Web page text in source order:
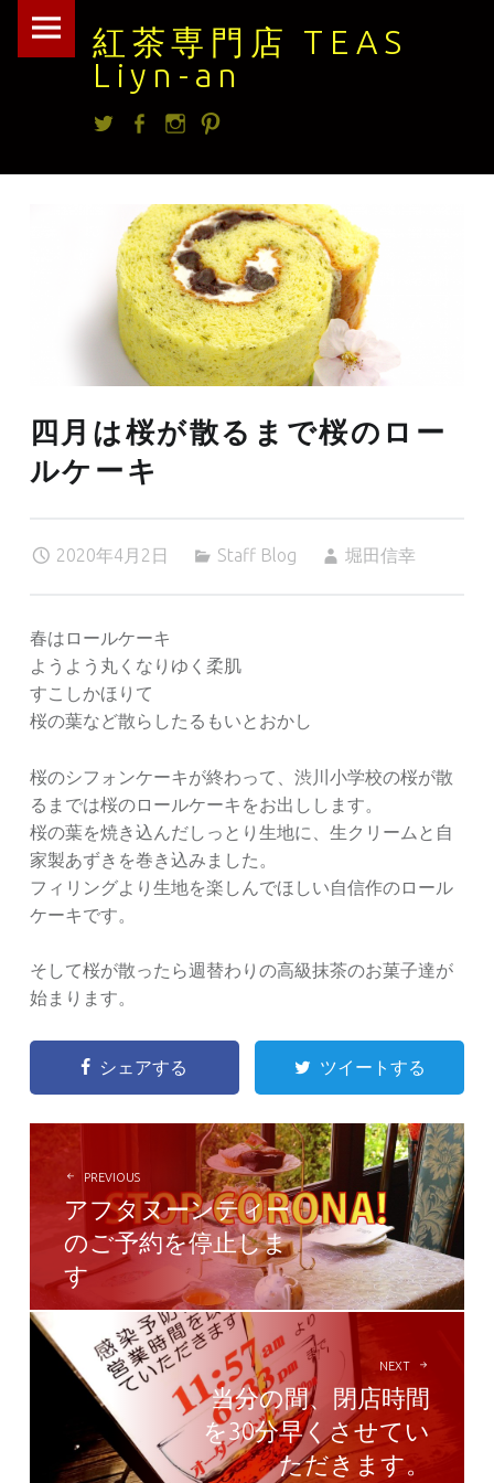
紅茶専門店 TEAS
Liyn-an
紅
Skip
Twitterfacebook
Instagram
四月は桜が散るまで桜のロー
ルケーキ
2020年4月2日 Staff Blog 堀田信幸
春はロールケーキ
ようよう丸くなりゆく柔肌
すこしかほりて
桜の葉など散らしたるもいとおかし
桜のシフォンケーキが終わって、渋川小学校の桜が散
るまでは桜のロールケーキをお出しします。
桜の葉を焼き込んだしっとり生地に、生クリームと自
家製あずきを巻き込みました。
フィリングより生地を楽しんでほしい自信作のロール
ケーキです。
そして桜が散ったら週替わりの高級抹茶のお菓子達が
始まります。
シェアする ツイートする
POST
NAVIGATION
PREVIOUS
アフタヌーンティー
のご予約を停止しま
す
NEXT
当分の間、閉店時間
を30分早くさせてい
ただきます。